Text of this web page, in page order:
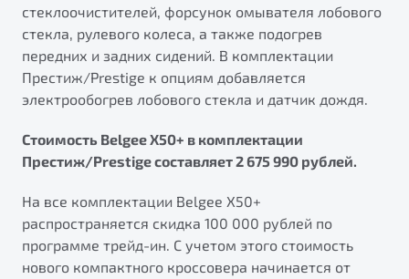
стеклоочистителей, форсунок омывателя лобового
стекла, рулевого колеса, а также подогрев
передних и задних сидений. В комплектации
Престиж/Prestige к опциям добавляется
электрообогрев лобового стекла и датчик дождя.
Стоимость Belgee X50+ в комплектации
Престиж/Prestige составляет 2 675 990 рублей.
На все комплектации Belgee X50+
распространяется скидка 100 000 рублей по
программе трейд-ин. С учетом этого стоимость
нового компактного кроссовера начинается от